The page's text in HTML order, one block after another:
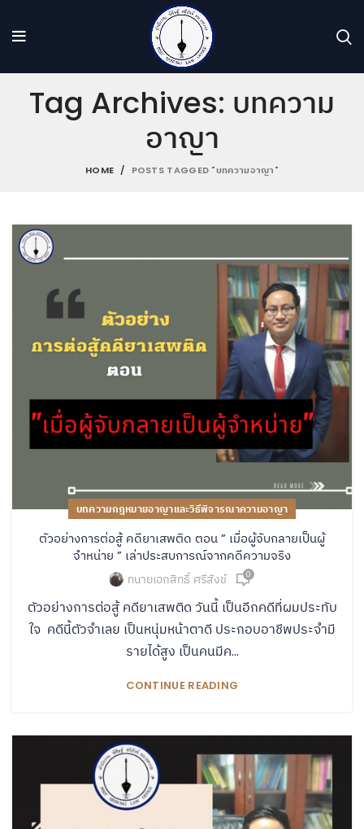
Tag Archives: บทความ
อาญา
HOME POSTS TAGGED "บทความอาญา"
บทความกฎหมายอาญาและวิธีพิจารณาความอาญา
ตัวอย่างการต่อสู้ คดียาเสพติด ตอน ” เมื่อผู้จับกลายเป็นผู้
จำหน่าย ” เล่าประสบการณ์จากคดีความจริง
ทนายเอกสิทธิ์ ศรีสังข์ 0
ตัวอย่างการต่อสู้ คดียาเสพติด วันนี้ เป็นอีกคดีที่ผมประทับ
ใจ คดีนี้ตัวจำเลย เป็นหนุ่มหน้าตาดี ประกอบอาชีพประจำมี
รายได้สูง เป็นคนมีค...
CONTINUE READING